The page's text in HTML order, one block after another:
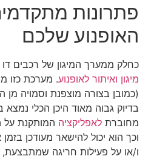
פתרונות
האופנוע שלכם
כחלק ממערך המיגון של רכבים דו
מיגון ואיתור לאופנוע. מערכת כזו
(כמובן בצורה מוצפנת וסמויה מן
בדיוק גבוה מאוד היכן הכלי נמצא
מחוברת לאפליקציה המותקנת על
וכך הוא יכול להישאר מעודכן
ו/או על פעילות חריגה